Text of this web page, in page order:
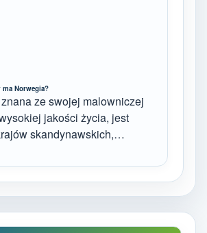
ma Norwegia?
ze swojej malowniczej
jakości życia, jest
skandynawskich,…